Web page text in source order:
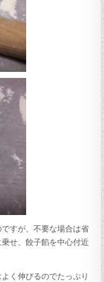
すが、不要な場合は省
せ、餃子餡を中心付近
く伸びるのでたっぷり